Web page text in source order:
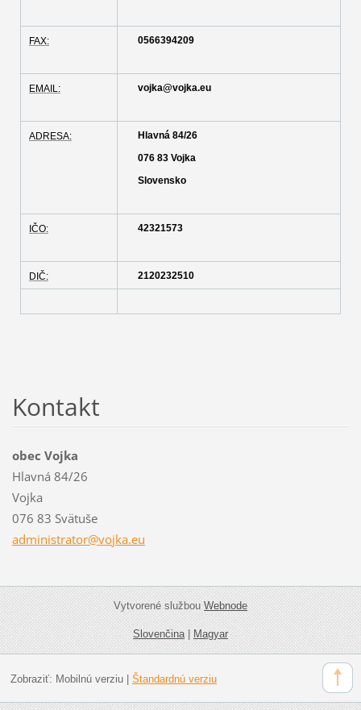
FAX: 0566394209
EMAIL: vojka@vojka.eu
ADRESA:
Hlavná 84/26
076 83 Vojka
Slovensko
IČO: 42321573
DIČ: 2120232510
Kontakt
obec Vojka
Hlavná 84/26
Vojka
076 83 Svätuše
administrator@vojka.eu
Vytvorené službouWebnode
Slovenčina|Magyar
Zobraziť: Mobilnú verziu| Štandardnú verziu